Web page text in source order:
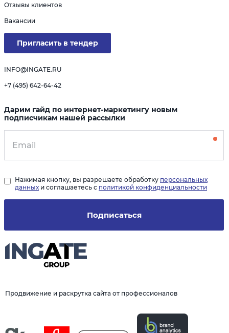
Продвижение и раскрутка сайта от профессионалов
Отзывы клиентов
Вакансии
Пригласить в тендер
INFO@INGATE.RU
+7 (495) 642-64-42
Дарим гайд по интернет-маркетингу новым
подписчикам нашей рассылки
Подписаться
Нажимая кнопку, вы разрешаете обработку персональных
данных и соглашаетесь с политикой конфиденциальности